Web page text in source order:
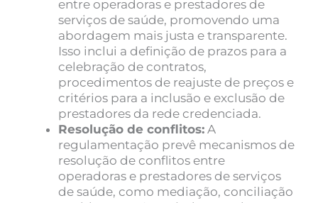
entre operadoras e prestadores de
serviços de saúde, promovendo uma
abordagem mais justa e transparente.
Isso inclui a definição de prazos para a
celebração de contratos,
procedimentos de reajuste de preços e
critérios para a inclusão e exclusão de
prestadores da rede credenciada.
Resolução de conflitos: A
regulamentação prevê mecanismos de
resolução de conflitos entre
operadoras e prestadores de serviços
de saúde, como mediação, conciliação